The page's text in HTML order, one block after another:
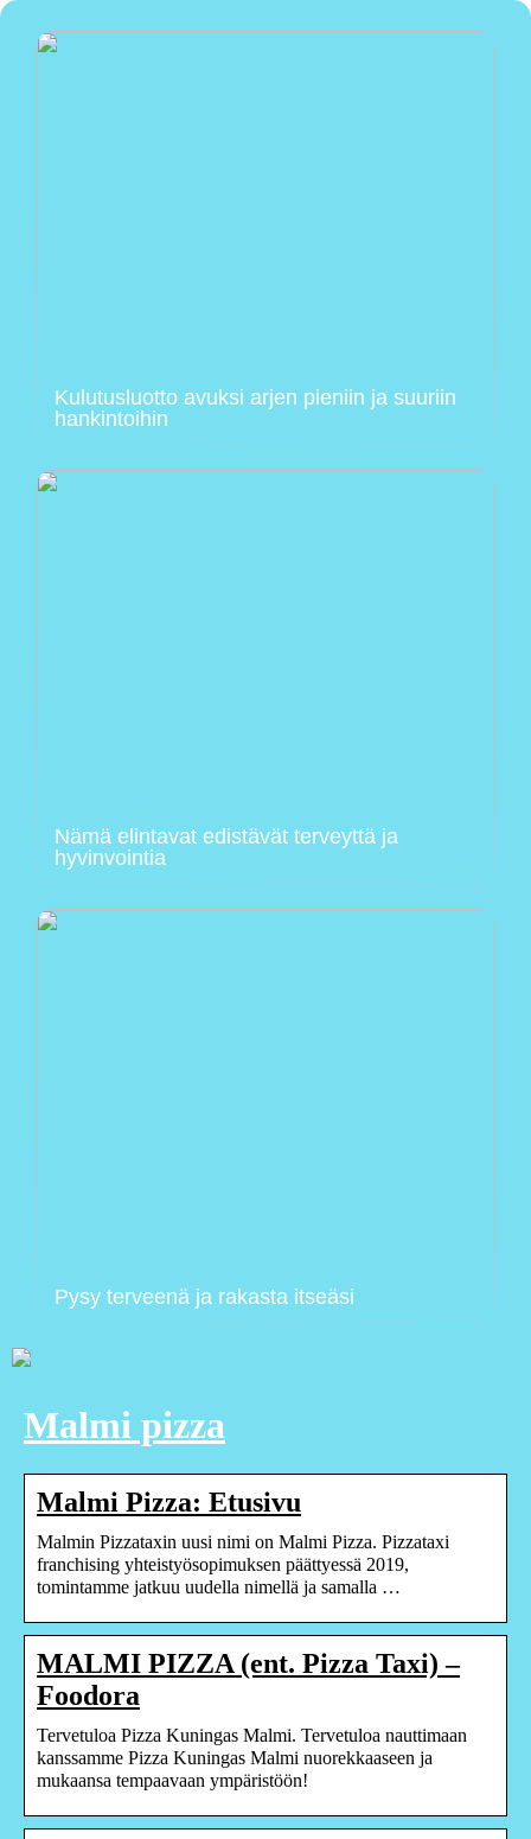
Kulutusluotto avuksi arjen pieniin ja suuriin
hankintoihin
Nämä elintavat edistävät terveyttä ja
hyvinvointia
Pysy terveenä ja rakasta itseäsi
Malmi pizza
Malmi Pizza: Etusivu
Malmin Pizzataxin uusi nimi on Malmi Pizza. Pizzataxi
franchising yhteistyösopimuksen päättyessä 2019,
tomintamme jatkuu uudella nimellä ja samalla …
MALMI PIZZA (ent. Pizza Taxi) –
Foodora
Tervetuloa Pizza Kuningas Malmi. Tervetuloa nauttimaan
kanssamme Pizza Kuningas Malmi nuorekkaaseen ja
mukaansa tempaavaan ympäristöön!